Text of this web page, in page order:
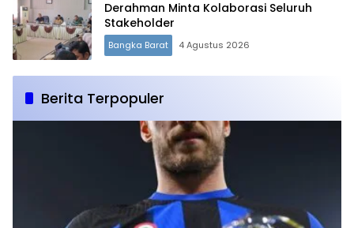
Derahman Minta Kolaborasi Seluruh
Stakeholder
Bangka Barat 4 Agustus 2026
Berita Terpopuler